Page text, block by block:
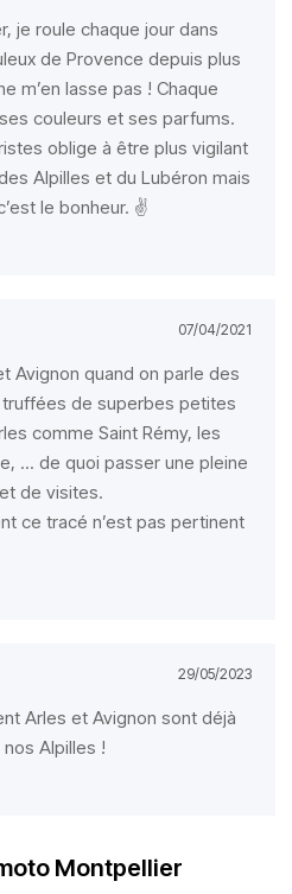
je roule chaque jour dans
de Provence depuis plus
m’en lasse pas ! Chaque
couleurs et ses parfums.
oblige à être plus vigilant
Alpilles et du Lubéron mais
le bonheur. ✌️
07/04/2021
Avignon quand on parle des
de superbes petites
comme Saint Rémy, les
... de quoi passer une pleine
de visites.
ce tracé n’est pas pertinent
29/05/2023
Arles et Avignon sont déjà
Alpilles !
Montpellier